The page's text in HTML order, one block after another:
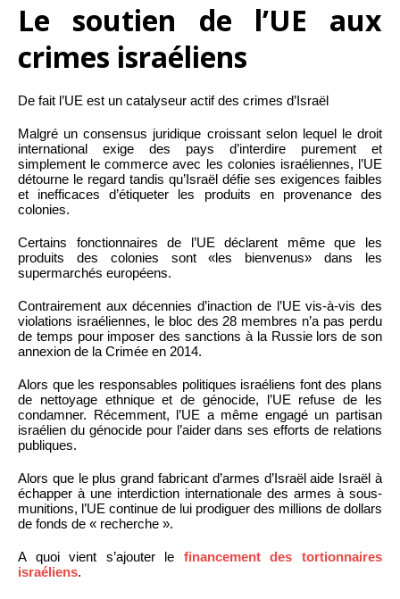
Le soutien de l’UE aux
crimes israéliens
De fait l’UE est un catalyseur actif des crimes d’Israël
Malgré un consensus juridique croissant selon lequel le droit
international exige des pays d’interdire purement et
simplement le commerce avec les colonies israéliennes, l’UE
détourne le regard tandis qu’Israël défie ses exigences faibles
et inefficaces d’étiqueter les produits en provenance des
colonies.
Certains fonctionnaires de l’UE déclarent même que les
produits des colonies sont «les bienvenus» dans les
supermarchés européens.
Contrairement aux décennies d’inaction de l’UE vis-à-vis des
violations israéliennes, le bloc des 28 membres n’a pas perdu
de temps pour imposer des sanctions à la Russie lors de son
annexion de la Crimée en 2014.
Alors que les responsables politiques israéliens font des plans
de nettoyage ethnique et de génocide, l’UE refuse de les
condamner. Récemment, l’UE a même engagé un partisan
israélien du génocide pour l’aider dans ses efforts de relations
publiques.
Alors que le plus grand fabricant d’armes d’Israël aide Israël à
échapper à une interdiction internationale des armes à sous-
munitions, l’UE continue de lui prodiguer des millions de dollars
de fonds de « recherche ».
A quoi vient s’ajouter le financement des tortionnaires
israéliens.